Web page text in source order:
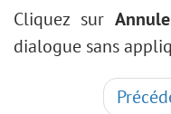
Cliquez sur
dialogue sans